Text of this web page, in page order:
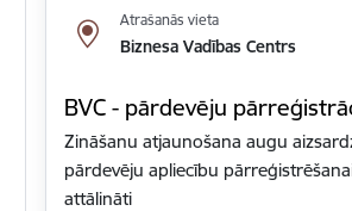
Atrašanās vieta
Biznesa Vadības Centrs
BVC - pārdevēju
Zināšanu atjaunošana augu
pārdevēju apliecību
attālināti